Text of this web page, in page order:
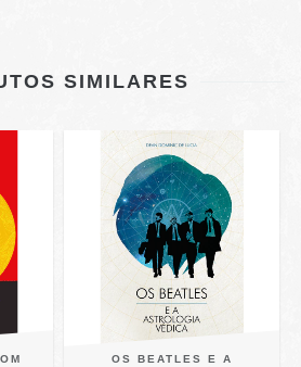
SIMILARES
OS BEATLES E A